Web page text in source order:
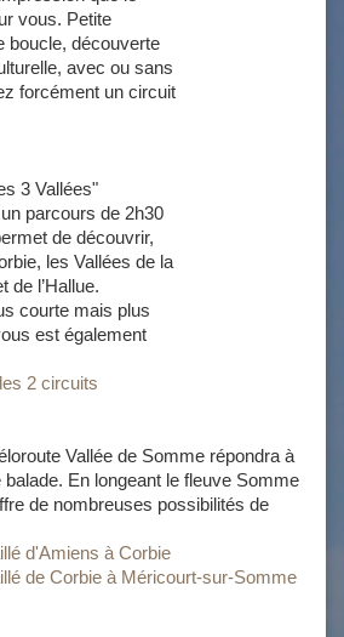
vous. Petite
boucle, découverte
avec ou sans
forcément un circuit
3 Vallées"
parcours de 2h30
de découvrir,
les Vallées de la
de l’Hallue.
courte mais plus
est également
2 circuits
Vallée de Somme répondra à
En longeant le fleuve Somme
de nombreuses possibilités de
d'Amiens à Corbie
de Corbie à Méricourt-sur-Somme